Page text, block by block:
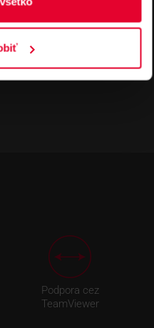
montáž podložiek Hi
list
Podpora cez
TeamViewer